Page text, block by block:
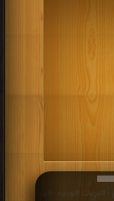
(الوصية - الهبة